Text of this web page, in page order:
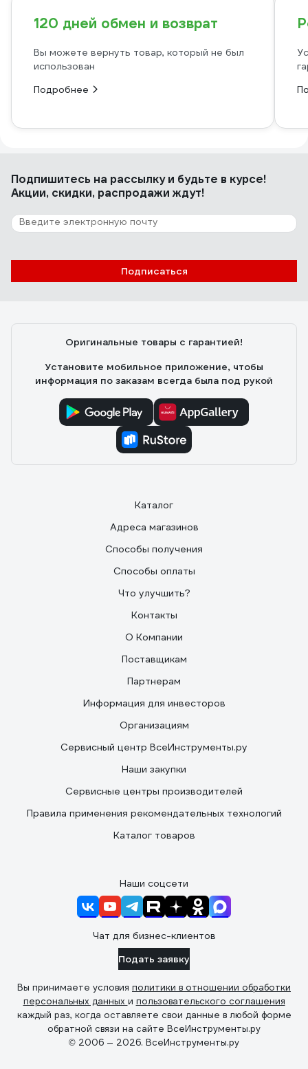
120 дней обмен и возврат
Вы можете вернуть товар, который не был
использован
Подробнее
Подпишитесь на рассылкуи будьте в курсе!
Акции, скидки, распродажи ждут!
Подписаться
Оригинальные товары с гарантией!
Установите мобильное приложение, чтобы
информация по заказам всегда была под рукой
Каталог
Адреса магазинов
Способы получения
Способы оплаты
Что улучшить?
Контакты
О Компании
Поставщикам
Партнерам
Информация для инвесторов
Организациям
Сервисный центр ВсеИнструменты.ру
Наши закупки
Сервисные центры производителей
Правила применения рекомендательных технологий
Каталог товаров
Наши соцсети
Чат для бизнес-клиентов
Подать заявку
Вы принимаете условия политики в отношении обработки
персональных данных и пользовательского соглашения
каждый раз, когда оставляете свои данные в любой форме
обратной связи на сайте ВсеИнструменты.ру
© 2006 — 2026. ВсеИнструменты.ру